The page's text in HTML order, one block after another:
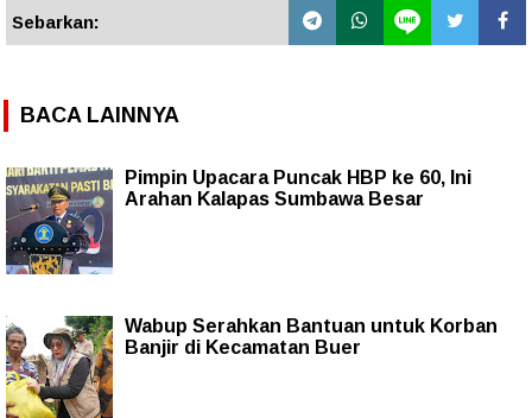
Sebarkan:
BACA LAINNYA
Pimpin Upacara Puncak HBP ke 60, Ini
Arahan Kalapas Sumbawa Besar
Wabup Serahkan Bantuan untuk Korban
Banjir di Kecamatan Buer